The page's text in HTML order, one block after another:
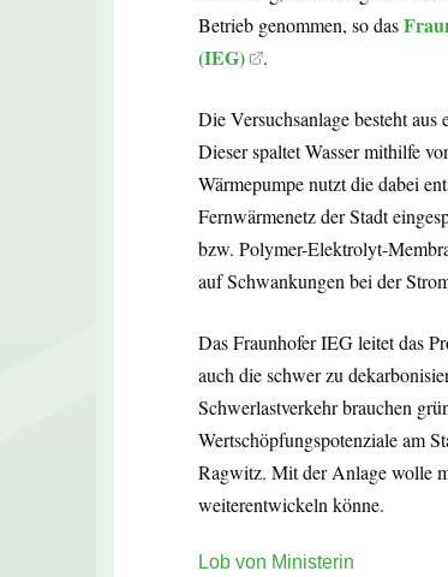
Betrieb genommen, so das
(IEG)
.
Die Versuchsanlage besteht
Dieser spaltet Wasser mithilfe
Wärmepumpe nutzt die dabei
Fernwärmenetz der Stadt
bzw. Polymer-Elektrolyt-
auf Schwankungen bei der
Das Fraunhofer IEG leitet das
auch die schwer zu
Schwerlastverkehr brauchen
Wertschöpfungspotenziale am
Ragwitz. Mit der Anlage wolle
weiterentwickeln könne.
Lob von Ministerin